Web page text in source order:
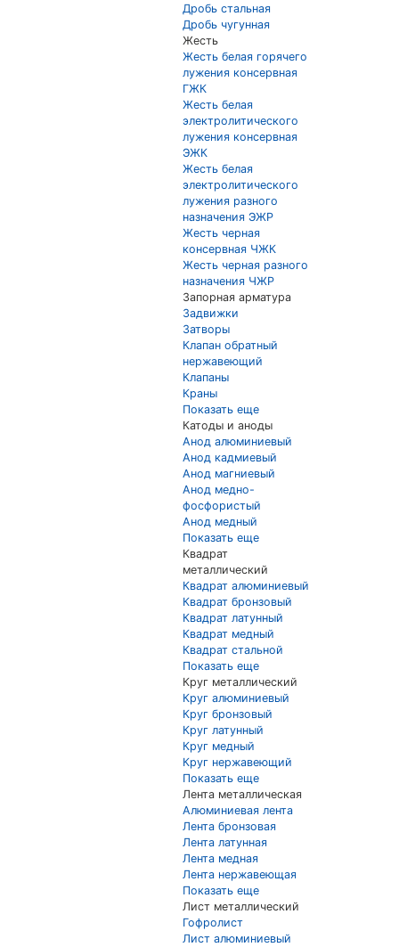
Дробь стальная
Дробь чугунная
Жесть
Жесть белая горячего
лужения консервная
ГЖК
Жесть белая
электролитического
лужения консервная
ЭЖК
Жесть белая
электролитического
лужения разного
назначения ЭЖР
Жесть черная
консервная ЧЖК
Жесть черная разного
назначения ЧЖР
Запорная арматура
Задвижки
Затворы
Клапан обратный
нержавеющий
Клапаны
Краны
Показать еще
Катоды и аноды
Анод алюминиевый
Анод кадмиевый
Анод магниевый
Анод медно-
фосфористый
Анод медный
Показать еще
Квадрат
металлический
Квадрат алюминиевый
Квадрат бронзовый
Квадрат латунный
Квадрат медный
Квадрат стальной
Показать еще
Круг металлический
Круг алюминиевый
Круг бронзовый
Круг латунный
Круг медный
Круг нержавеющий
Показать еще
Лента металлическая
Алюминиевая лента
Лента бронзовая
Лента латунная
Лента медная
Лента нержавеющая
Показать еще
Лист металлический
Гофролист
Лист алюминиевый